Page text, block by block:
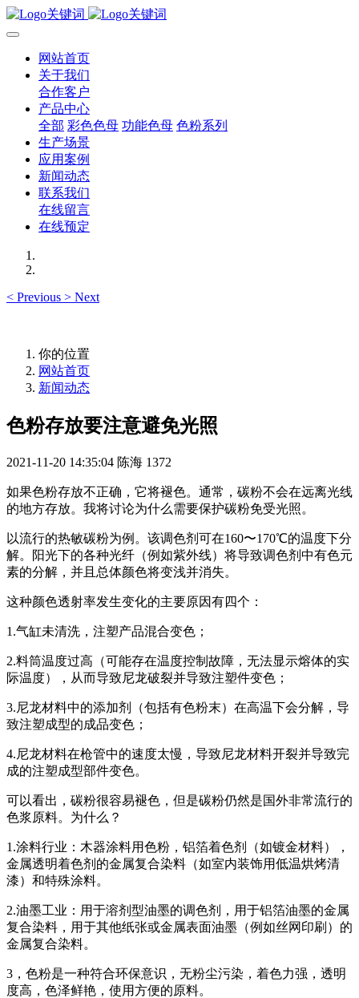
网站首页
关于我们
合作客户
产品中心
全部 彩色色母 功能色母 色粉系列
生产场景
应用案例
新闻动态
联系我们
在线留言
在线预定
< Previous > Next
你的位置
网站首页
新闻动态
色粉存放要注意避免光照
2021-11-20 14:35:04 陈海 1372
如果色粉存放不正确，它将褪色。通常，碳粉不会在远离光线
的地方存放。我将讨论为什么需要保护碳粉免受光照。
以流行的热敏碳粉为例。该调色剂可在160〜170℃的温度下分
解。阳光下的各种光纤（例如紫外线）将导致调色剂中有色元
素的分解，并且总体颜色将变浅并消失。
这种颜色透射率发生变化的主要原因有四个：
1.气缸未清洗，注塑产品混合变色；
2.料筒温度过高（可能存在温度控制故障，无法显示熔体的实
际温度），从而导致尼龙破裂并导致注塑件变色；
3.尼龙材料中的添加剂（包括有色粉末）在高温下会分解，导
致注塑成型的成品变色；
4.尼龙材料在枪管中的速度太慢，导致尼龙材料开裂并导致完
成的注塑成型部件变色。
可以看出，碳粉很容易褪色，但是碳粉仍然是国外非常流行的
色浆原料。为什么？
1.涂料行业：木器涂料用色粉，铝箔着色剂（如镀金材料），
金属透明着色剂的金属复合染料（如室内装饰用低温烘烤清
漆）和特殊涂料。
2.油墨工业：用于溶剂型油墨的调色剂，用于铝箔油墨的金属
复合染料，用于其他纸张或金属表面油墨（例如丝网印刷）的
金属复合染料。
3，色粉是一种符合环保意识，无粉尘污染，着色力强，透明
度高，色泽鲜艳，使用方便的原料。